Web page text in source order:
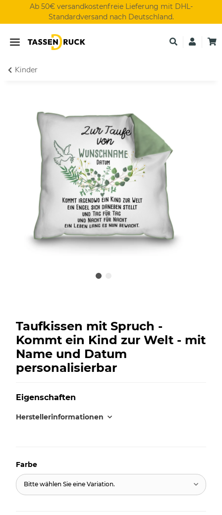
Ab 50€ versandkostenfreie Lieferung mit DHL-
Standardversand nach Deutschland.
Kinder
Taufkissen mit Spruch -
Kommt ein Kind zur Welt - mit
Name und Datum
personalisierbar
Eigenschaften
Herstellerinformationen
Farbe
Bitte wählen Sie eine Variation.